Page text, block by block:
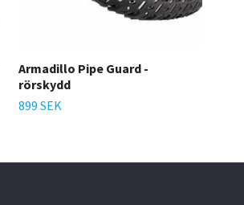
Armadillo Pipe Guard -
rörskydd
899 SEK